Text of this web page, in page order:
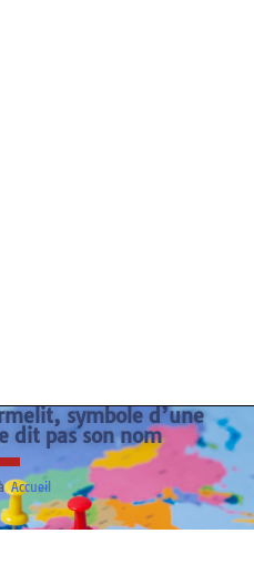
symbole d’une
dit pas son nom
Accueil